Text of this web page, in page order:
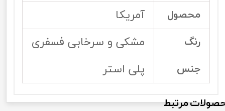
محصول آمریکا
رنگ مشکی و سرخابی فسفری
جنس پلی استر
مرتبط